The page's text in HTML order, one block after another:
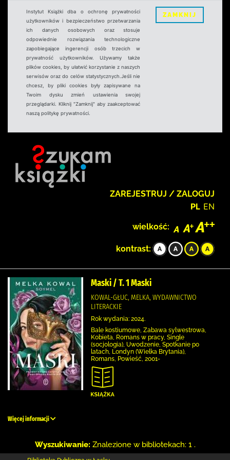
Instytut Książki dba o ochronę prywatności
użytkowników i bezpieczeństwo przetwarzania
ich danych osobowych oraz stosuje
odpowiednie rozwiązania technologiczne
zapobiegające ingerencji osób trzecich w
prywatność użytkowników. Używamy także
plików cookies, by ułatwić korzystanie z naszych
serwisów oraz do celów statystycznych.Jeśli nie
chcesz, by pliki cookies były zapisywane na
Twoim dysku zmień ustawienia swojej
przeglądarki. Kliknij "Zamknij" aby zaakceptować
naszą politykę prywatności.
ZAMKNIJ
ZAREJESTRUJ / ZALOGUJ
PL EN
wielkość:
kontrast:
Maski / T. 1 Maski
KOWAL-GŁUC, MELKA, WYDAWNICTWO
LITERACKIE
Rok wydania: 2024.
Bale kostiumowe, Zabawa sylwestrowa,
Kobieta, Romans w pracy, Single
(socjologia), Uwodzenie, Spotkanie po
latach, Londyn (Wielka Brytania),
Romans, Powieść, 2001-
Więcej informacji
Wyszukiwanie: Znalezione w bibliotekach: 1 .